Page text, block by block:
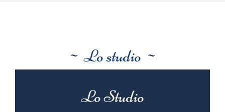
~ Lo studio ~
Lo Studio